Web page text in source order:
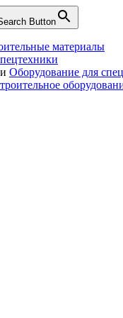
Button
материалы
Оборудование для